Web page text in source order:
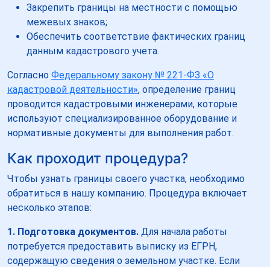
Закрепить границы на местности с помощью
межевых знаков;
Обеспечить соответствие фактических границ
данным кадастрового учета.
Согласно Федеральному закону № 221-ФЗ «О
кадастровой деятельности», определение границ
проводится кадастровыми инженерами, которые
используют специализированное оборудование и
нормативные документы для выполнения работ.
Как проходит процедура?
Чтобы узнать границы своего участка, необходимо
обратиться в нашу компанию. Процедура включает
несколько этапов:
1. Подготовка документов. Для начала работы
потребуется предоставить выписку из ЕГРН,
содержащую сведения о земельном участке. Если